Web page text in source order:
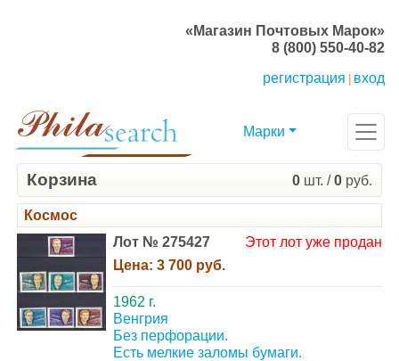
«Магазин Почтовых Марок»
8 (800) 550-40-82
регистрация
вход
Марки
Корзина 0 шт. /0 руб.
Космос
Лот № 275427
Цена: 3 700 руб.
Этот лот уже продан
1962 г.
Венгрия
Без перфорации.
Есть мелкие заломы бумаги.